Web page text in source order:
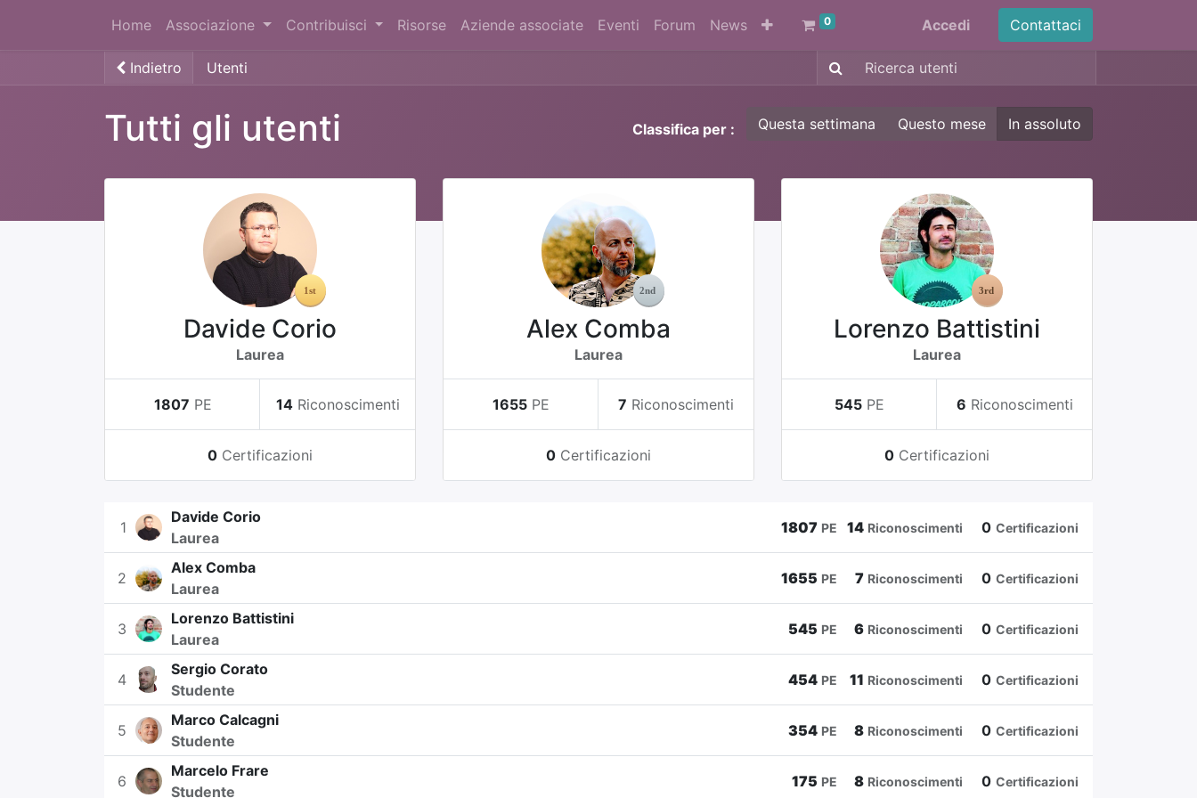
Home Associazione Contribuisci Risorse Aziende associate Eventi Forum News 0 Accedi Contattaci
Indietro Utenti
Tutti gli utenti Classifica per : Questa settimana Questo mese In assoluto
Davide Corio
Laurea
1807 PE 14 Riconoscimenti
0 Certificazioni
Alex Comba
Laurea
1655 PE 7 Riconoscimenti
0 Certificazioni
Lorenzo Battistini
Laurea
545 PE 6 Riconoscimenti
0 Certificazioni
1
Davide Corio
Laurea
1807 PE 14 Riconoscimenti 0 Certificazioni
2
Alex Comba
Laurea
1655 PE 7 Riconoscimenti 0 Certificazioni
3
Lorenzo Battistini
Laurea
545 PE 6 Riconoscimenti 0 Certificazioni
4
Sergio Corato
Studente
454 PE 11 Riconoscimenti 0 Certificazioni
5
Marco Calcagni
Studente
354 PE 8 Riconoscimenti 0 Certificazioni
6
Marcelo Frare
Studente
175 PE 8 Riconoscimenti 0 Certificazioni